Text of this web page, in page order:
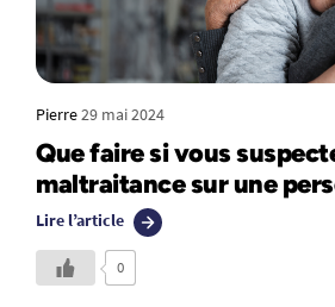
Pierre29 mai 2024
Que faire si vous
maltraitance sur une
Lire l’article
0